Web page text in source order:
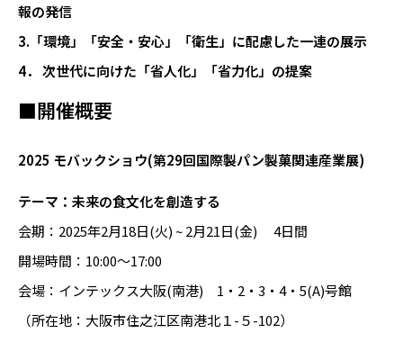
報の発信
3.「環境」「安全・安心」「衛生」に配慮した一連の展示
4． 次世代に向けた「省人化」「省力化」の提案
■開催概要
2025 モバックショウ(第29回国際製パン製菓関連産業展)
テーマ：未来の食文化を創造する
会期：2025年2月18日(火) ~ 2月21日(金) 4日間
開場時間：10:00～17:00
会場：インテックス大阪(南港) 1・2・3・4・5(A)号館
（所在地：大阪市住之江区南港北１-５-102）